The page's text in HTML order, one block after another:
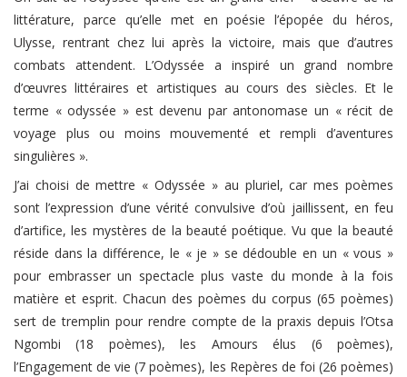
littérature, parce qu’elle met en poésie l’épopée du héros,
Ulysse, rentrant chez lui après la victoire, mais que d’autres
combats attendent. L’Odyssée a inspiré un grand nombre
d’œuvres littéraires et artistiques au cours des siècles. Et le
terme « odyssée » est devenu par antonomase un « récit de
voyage plus ou moins mouvementé et rempli d’aventures
singulières ».
J’ai choisi de mettre « Odyssée » au pluriel, car mes poèmes
sont l’expression d’une vérité convulsive d’où jaillissent, en feu
d’artifice, les mystères de la beauté poétique. Vu que la beauté
réside dans la différence, le « je » se dédouble en un « vous »
pour embrasser un spectacle plus vaste du monde à la fois
matière et esprit. Chacun des poèmes du corpus (65 poèmes)
sert de tremplin pour rendre compte de la praxis depuis l’Otsa
Ngombi (18 poèmes), les Amours élus (6 poèmes),
l’Engagement de vie (7 poèmes), les Repères de foi (26 poèmes)